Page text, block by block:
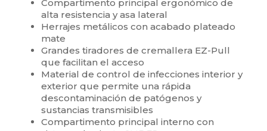
Compartimento principal ergonómico de
alta resistencia y asa lateral
Herrajes metálicos con acabado plateado
mate
Grandes tiradores de cremallera EZ-Pull
que facilitan el acceso
Material de control de infecciones interior y
exterior que permite una rápida
descontaminación de patógenos y
sustancias transmisibles
Compartimento principal interno con